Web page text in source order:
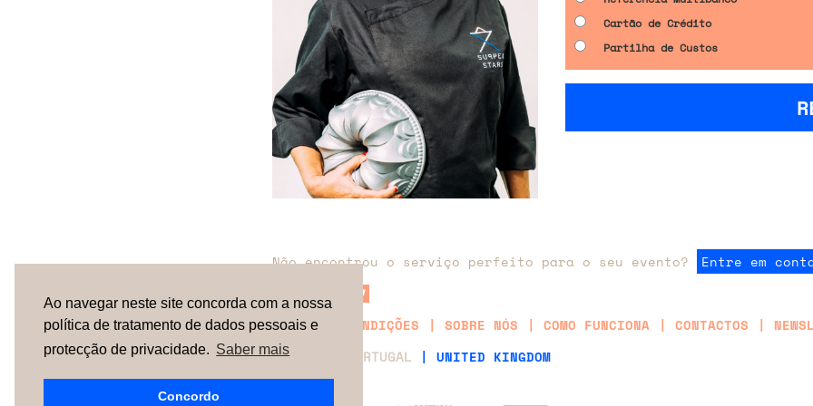
Ao navegar neste site concorda com a nossa
política de tratamento de dados pessoais e
protecção de privacidade. Saber mais
Concordo
Cartão de Crédito
Partilha de Custos
Não encontrou o serviço perfeito para o seu evento? Entre em
TERMOS & CONDIÇÕES SOBRE NÓS COMO FUNCIONA CONTACTOS
ESPAÑA |
PORTUGAL | UNITED KINGDOM